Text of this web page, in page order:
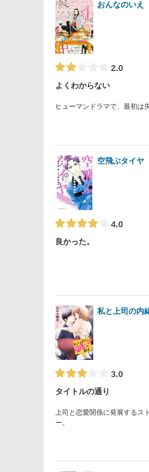
おんなのいえ
2.0
よくわからない
ヒューマンドラマで、最初は
空飛ぶタイヤ
4.0
良かった。
私と上司の内
3.0
タイトルの通り
上司と恋愛関係に発展する
ー。